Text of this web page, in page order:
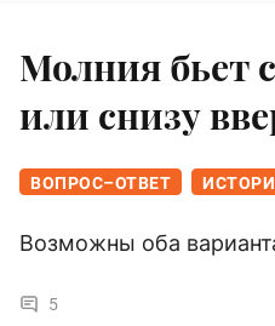
Молния бьет
или снизу
ВОПРОС–ОТВЕТ
Возможны оба
5